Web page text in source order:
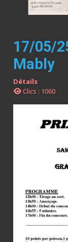
17/05/
Mably
Détails
Clics : 1060